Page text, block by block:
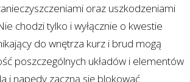
oraz uszkodzeniami
chodzi tylko i wyłącznie o kwestie
do wnętrza kurz i brud mogą
poszczególnych układów i elementów
i napędy zaczną się blokować.